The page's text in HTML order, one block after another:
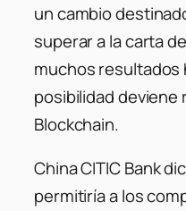
un cambio
superar a la carta
muchos resultados
posibilidad deviene
Blockchain.
China CITIC Bank
permitiría a los